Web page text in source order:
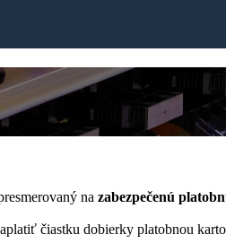
na zabezpečenú
čiastku dobierky platobnou